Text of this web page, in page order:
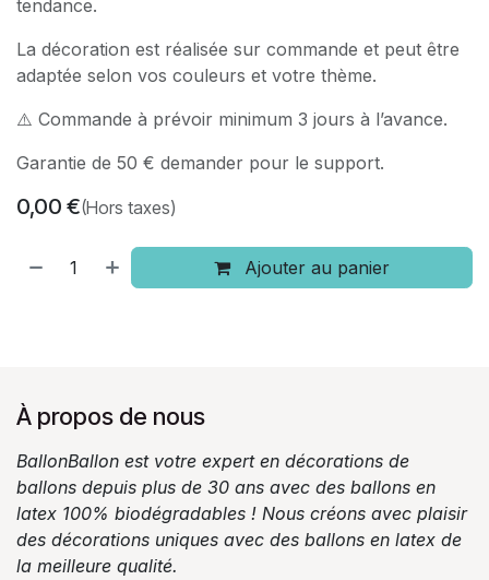
tendance.
La décoration est réalisée sur commande et peut être
adaptée selon vos couleurs et votre thème.
⚠️ Commande à prévoir minimum 3 jours à l’avance.
Garantie de 50 € demander pour le support.
0,00 €(Hors taxes)
Ajouter au panier
À propos de nous
BallonBallon est votre expert en décorations de
ballons depuis plus de 30 ans avec des ballons en
latex 100% biodégradables ! Nous créons avec plaisir
des décorations uniques avec des ballons en latex de
la meilleure qualité.